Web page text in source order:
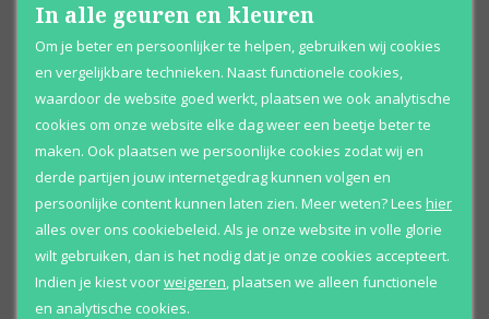
In alle geuren en kleuren
Om je beter en persoonlijker te helpen, gebruiken wij cookies
en vergelijkbare technieken. Naast functionele cookies,
waardoor de website goed werkt, plaatsen we ook analytische
cookies om onze website elke dag weer een beetje beter te
maken. Ook plaatsen we persoonlijke cookies zodat wij en
derde partijen jouw internetgedrag kunnen volgen en
persoonlijke content kunnen laten zien. Meer weten?Lees hier
alles over ons cookiebeleid. Als je onze website in volle glorie
wilt gebruiken, dan is het nodig dat je onze cookies accepteert.
Indien je kiest voorweigeren plaatsen we alleen functionele
en analytische cookies.